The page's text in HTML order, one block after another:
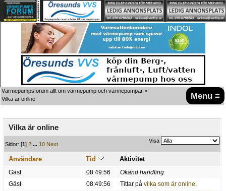
Menu ≡
Värmepumpsforum allt om värmepump och värmepumpar »
Vilka är online
Vilka är online
Sidor: [1]2 ... 10 Next
Visa
Användare Tid Aktivitet
Gäst 08:49:56
Okänd handling
Gäst
08:49:56 Tittar på vilka som är online.